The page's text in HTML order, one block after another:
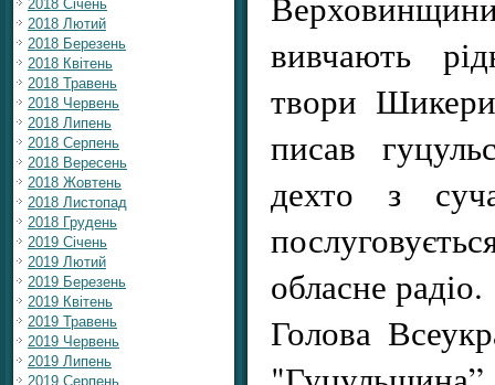
2018 Січень
2018 Лютий
2018 Березень
2018 Квітень
2018 Травень
2018 Червень
2018 Липень
2018 Серпень
2018 Вересень
2018 Жовтень
2018 Листопад
2018 Грудень
2019 Січень
2019 Лютий
2019 Березень
2019 Квітень
2019 Травень
2019 Червень
2019 Липень
2019 Серпень
вивчають
твори
писав
дехто з
обласне радіо.
Голова